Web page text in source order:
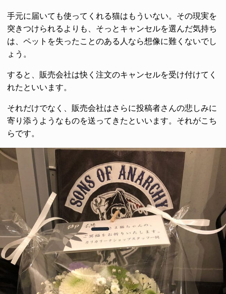
手元に届いても使ってくれる猫はもういない。その現実を
突きつけられるよりも、そっとキャンセルを選んだ気持ち
は、ペットを失ったことのある人なら想像に難くないでし
ょう。
すると、販売会社は快く注文のキャンセルを受け付けてく
れたといいます。
それだけでなく、販売会社はさらに投稿者さんの悲しみに
寄り添うようなものを送ってきたといいます。それがこち
らです。